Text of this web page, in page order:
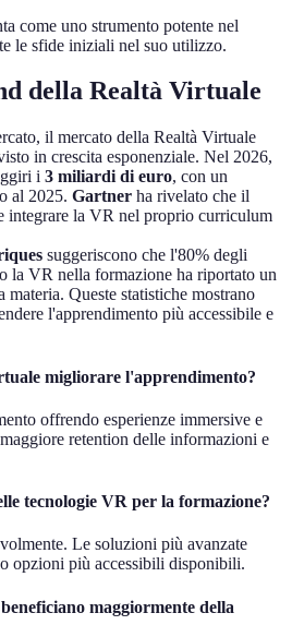
come uno strumento potente nel
le sfide iniziali nel suo utilizzo.
della Realtà Virtuale
il mercato della Realtà Virtuale
in crescita esponenziale. Nel 2026,
i 3 miliardi di euro, con un
al 2025. Gartner ha rivelato che il
integrare la VR nel proprio curriculum
suggeriscono che l'80% degli
la VR nella formazione ha riportato un
materia. Queste statistiche mostrano
l'apprendimento più accessibile e
migliorare l'apprendimento?
offrendo esperienze immersive e
retention delle informazioni e
tecnologie VR per la formazione?
Le soluzioni più avanzate
opzioni più accessibili disponibili.
maggiormente della